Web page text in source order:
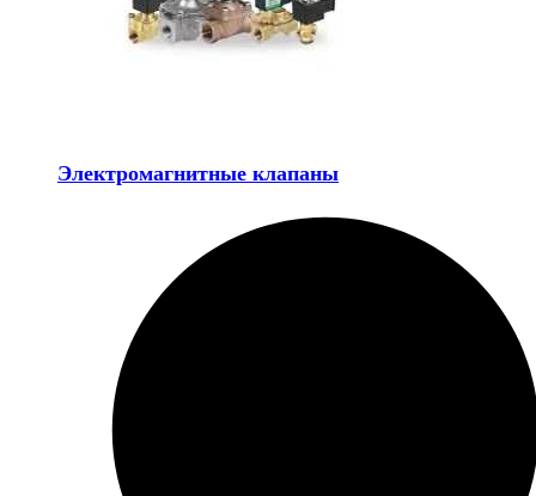
Электромагнитные клапаны